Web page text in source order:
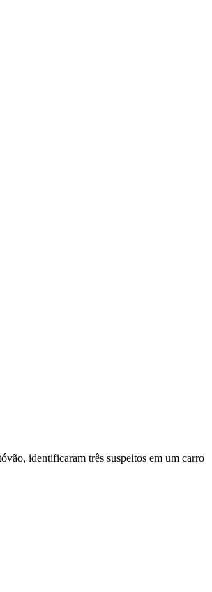
identificaram três suspeitos em um carro